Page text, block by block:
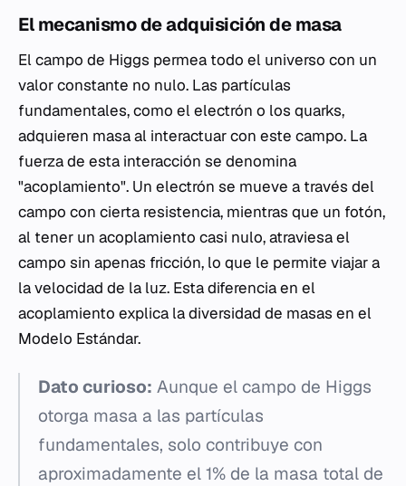
El mecanismo de adquisición de masa
El campo de Higgs permea todo el universo con un
valor constante no nulo. Las partículas
fundamentales, como el electrón o los quarks,
adquieren masa al interactuar con este campo. La
fuerza de esta interacción se denomina
"acoplamiento". Un electrón se mueve a través del
campo con cierta resistencia, mientras que un fotón,
al tener un acoplamiento casi nulo, atraviesa el
campo sin apenas fricción, lo que le permite viajar a
la velocidad de la luz. Esta diferencia en el
acoplamiento explica la diversidad de masas en el
Modelo Estándar.
Dato curioso: Aunque el campo de Higgs
otorga masa a las partículas
fundamentales, solo contribuye con
aproximadamente el 1% de la masa total de